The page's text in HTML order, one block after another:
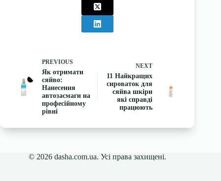
PREVIOUS
Як отримати
сяйво:
Нанесення
автозасмаги на
професійному
рівні
NEXT
11 Найкращих
сироваток для
сяйва шкіри
які справді
працюють
© 2026 dasha.com.ua. Усі права захищені.